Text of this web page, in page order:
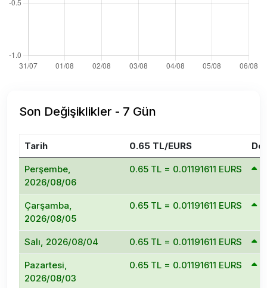
Son Değişiklikler - 7 Gün
Tarih 0.65 TL/EURS
Perşembe,
2026/08/06
0.65 TL = 0.01191611 EURS
Çarşamba,
2026/08/05
0.65 TL = 0.01191611 EURS
Salı, 2026/08/04 0.65 TL = 0.01191611 EURS
Pazartesi,
2026/08/03
0.65 TL = 0.01191611 EURS